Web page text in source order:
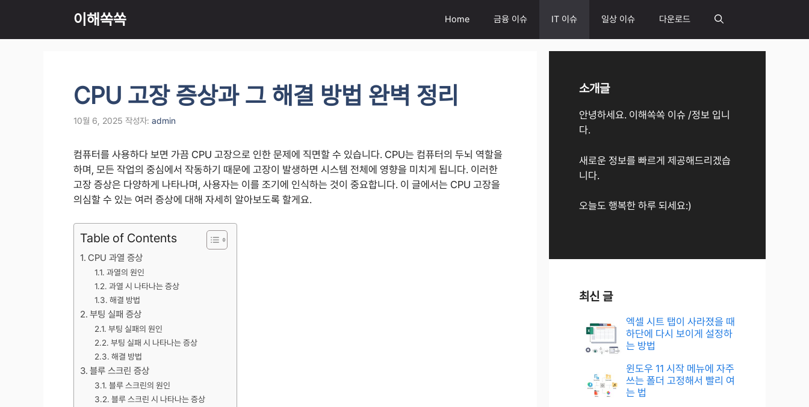
츠
이해쏙쏙 Home 금융 이슈 IT 이슈 일상 이슈 다운로드
CPU 고장 증상과 그 해결 방법 완벽 정리
10월 6, 2025 작성자: admin
컴퓨터를 사용하다 보면 가끔 CPU 고장으로 인한 문제에 직면할 수 있습니다. CPU는 컴퓨터의 두뇌 역할을
하며, 모든 작업의 중심에서 작동하기 때문에 고장이 발생하면 시스템 전체에 영향을 미치게 됩니다. 이러한
고장 증상은 다양하게 나타나며, 사용자는 이를 조기에 인식하는 것이 중요합니다. 이 글에서는 CPU 고장을
의심할 수 있는 여러 증상에 대해 자세히 알아보도록 할게요.
Table of Contents
CPU 과열 증상
과열의 원인
과열 시 나타나는 증상
해결 방법
부팅 실패 증상
부팅 실패의 원인
부팅 실패 시 나타나는 증상
해결 방법
블루 스크린 증상
블루 스크린의 원인
블루 스크린 시 나타나는 증상
소개글
안녕하세요. 이해쏙쏙 이슈 /정보 입니
다.
새로운 정보를 빠르게 제공해드리겠습
니다.
오늘도 행복한 하루 되세요:)
최신 글
엑셀 시트 탭이 사라졌을 때
하단에 다시 보이게 설정하
는 방법
윈도우 11 시작 메뉴에 자주
쓰는 폴더 고정해서 빨리 여
는 법